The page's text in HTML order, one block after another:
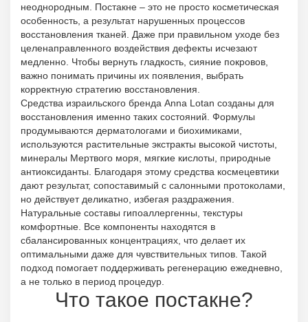
неоднородным. Постакне – это не просто косметическая
особенность, а результат нарушенных процессов
восстановления тканей. Даже при правильном уходе без
целенаправленного воздействия дефекты исчезают
медленно. Чтобы вернуть гладкость, сияние покровов,
важно понимать причины их появления, выбрать
корректную стратегию восстановления.
Средства израильского бренда Anna Lotan созданы для
восстановления именно таких состояний. Формулы
продумываются дерматологами и биохимиками,
используются растительные экстракты высокой чистоты,
минералы Мертвого моря, мягкие кислоты, природные
антиоксиданты. Благодаря этому средства космецевтики
дают результат, сопоставимый с салонными протоколами,
но действует деликатно, избегая раздражения.
Натуральные составы гипоаллергенны, текстуры
комфортные. Все компоненты находятся в
сбалансированных концентрациях, что делает их
оптимальными даже для чувствительных типов. Такой
подход помогает поддерживать регенерацию ежедневно,
а не только в период процедур.
Что такое постакне?